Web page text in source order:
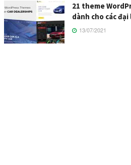
21 theme
dành cho các đại
13/07/2021